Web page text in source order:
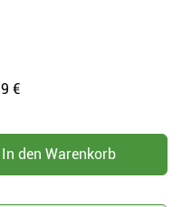
9 €
In den Warenkorb